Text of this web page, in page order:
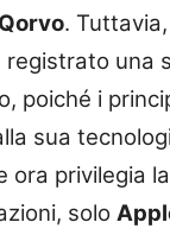
Qorvo.
registrato una
poiché i
sua
ora privilegia
solo